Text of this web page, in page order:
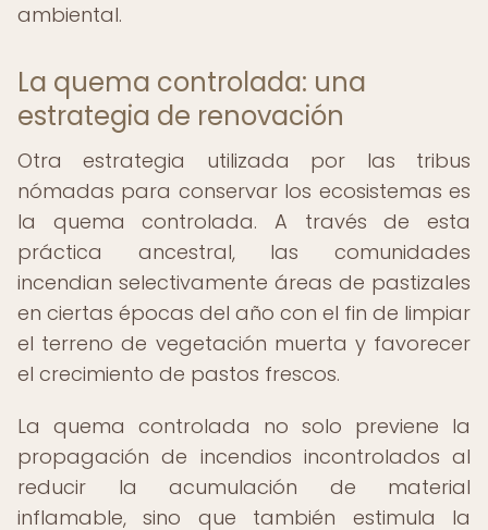
ambiental.
La quema controlada: una
estrategia de renovación
Otra estrategia utilizada por las tribus
nómadas para conservar los ecosistemas es
la quema controlada. A través de esta
práctica ancestral, las comunidades
incendian selectivamente áreas de pastizales
en ciertas épocas del año con el fin de limpiar
el terreno de vegetación muerta y favorecer
el crecimiento de pastos frescos.
La quema controlada no solo previene la
propagación de incendios incontrolados al
reducir la acumulación de material
inflamable, sino que también estimula la